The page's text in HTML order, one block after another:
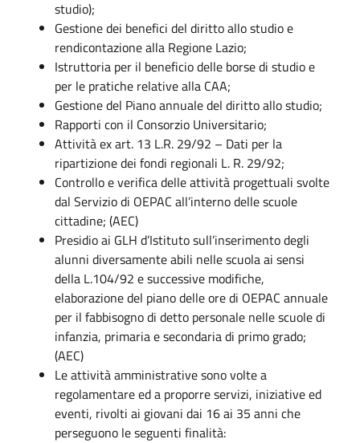
studio);
Gestione dei benefici del diritto allo studio e
rendicontazione alla Regione Lazio;
Istruttoria per il beneficio delle borse di studio e
per le pratiche relative alla CAA;
Gestione del Piano annuale del diritto allo studio;
Rapporti con il Consorzio Universitario;
Attività ex art. 13 L.R. 29/92 – Dati per la
ripartizione dei fondi regionali L. R. 29/92;
Controllo e verifica delle attività progettuali svolte
dal Servizio di OEPAC all’interno delle scuole
cittadine; (AEC)
Presidio ai GLH d’Istituto sull’inserimento degli
alunni diversamente abili nelle scuola ai sensi
della L.104/92 e successive modifiche,
elaborazione del piano delle ore di OEPAC annuale
per il fabbisogno di detto personale nelle scuole di
infanzia, primaria e secondaria di primo grado;
(AEC)
Le attività amministrative sono volte a
regolamentare ed a proporre servizi, iniziative ed
eventi, rivolti ai giovani dai 16 ai 35 anni che
perseguono le seguenti finalità: